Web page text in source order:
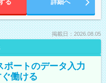
る 詳細へ
掲載日：2026.08.05
ポートのデータ入力
働ける